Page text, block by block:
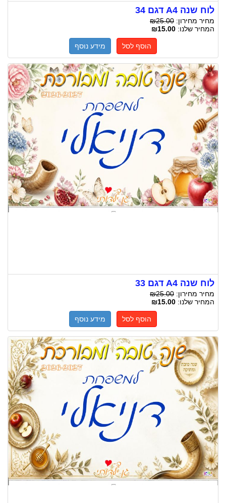
לוח שנה A4 דגם 34
מחיר מחירון: ₪25.00
המחיר שלנו: ₪15.00
הוסף לסל מידע נוסף
לוח שנה A4 דגם 33
מחיר מחירון: ₪25.00
המחיר שלנו: ₪15.00
הוסף לסל מידע נוסף